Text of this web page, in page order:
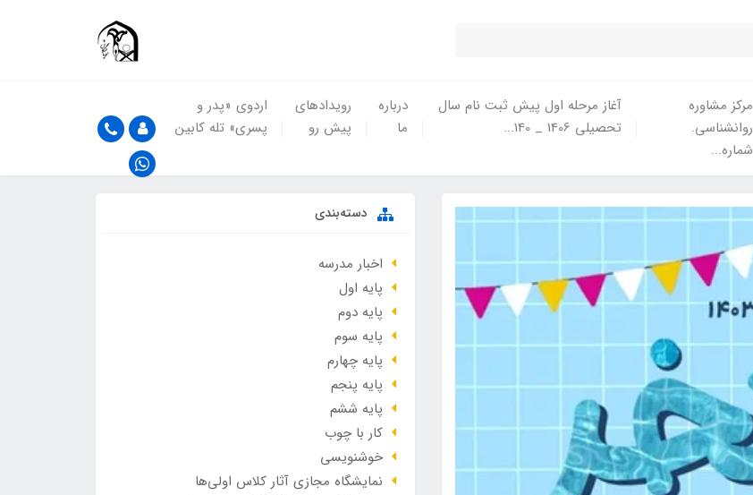
مرکز مشاوره
روانشناسی.
شماره...
آغاز مرحله اول پیش ثبت نام سال
تحصیلی 1406 _ 140...
درباره
ما
رویدادهای
پیش رو
اردوی «پدر و
پسری» تله کابین
دسته‌بندی
اخبار مدرسه
پایه اول
پایه دوم
پایه سوم
پایه چهارم
پایه پنجم
پایه ششم
کار با چوب
خوشنویسی
نمایشگاه مجازی آثار کلاس اولی‌ها